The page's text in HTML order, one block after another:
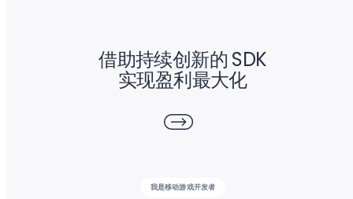
借助持续创新的 SDK
实现盈利最大化
我是移动游戏开发者